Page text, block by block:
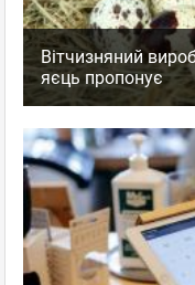
Вітчизняний
яєць пропонує